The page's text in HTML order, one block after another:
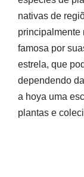
nativas de
principalmente
famosa por
estrela, que
dependendo
a hoya uma
plantas e